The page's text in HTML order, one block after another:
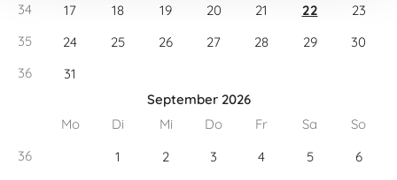
34
17 18 19 20 21 22
23
35
24 25 26 27 28 29
30
36
31
September 2026
Mo
Di Mi Do Fr Sa
So
36
1 2 3 4 5
6